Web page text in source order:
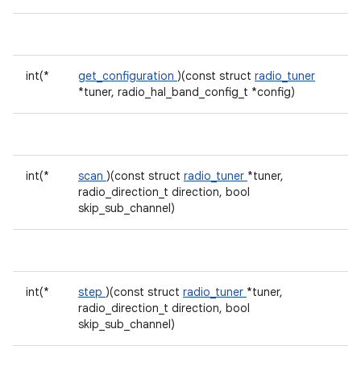
int(* get_configuration )(const struct radio_tuner
*tuner, radio_hal_band_config_t *config)
int(* scan )(const struct radio_tuner *tuner,
radio_direction_t direction, bool
skip_sub_channel)
int(* step )(const struct radio_tuner *tuner,
radio_direction_t direction, bool
skip_sub_channel)